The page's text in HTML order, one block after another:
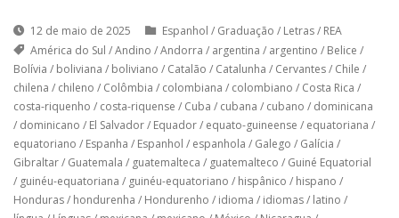
12 de maio de 2025 Espanhol / Graduação / Letras/ REA
América do Sul /Andino /Andorra / argentina / argentino / Belice /
Bolívia / boliviana / boliviano / Catalão / Catalunha / Cervantes/ Chile /
chilena / chileno / Colômbia / colombiana / colombiano / Costa Rica /
costa-riquenho / costa-riquense / Cuba / cubana / cubano / dominicana
/ dominicano / El Salvador/ Equador/ equato-guineense / equatoriana /
equatoriano / Espanha / Espanhol / espanhola / Galego / Galícia /
Gibraltar/ Guatemala / guatemalteca / guatemalteco / Guiné Equatorial
/ guinéu-equatoriana / guinéu-equatoriano / hispânico / hispano /
Honduras/ hondurenha / Hondurenho / idioma / idiomas/ latino /